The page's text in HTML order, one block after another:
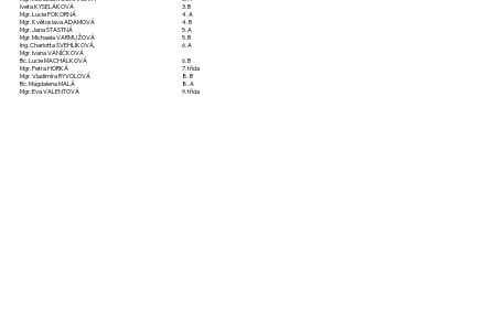
Iveta KYSELÁKOVÁ
Mgr. Lucie POKORNÁ
Mgr. Květoslava ADAMOVÁ
Mgr. Jana ŠTASTNÁ
Mgr. Michaela VARMUŽOVÁ
Ing. Charlotta ŠVEHLÍKOVÁ,
Mgr. Ivana VANÍČKOVÁ
Bc. Lucie MACHÁLKOVÁ
Mgr. Petra HORKÁ
Mgr. Vladimíra RYVOLOVÁ
Bc. Magdalena MALÁ
Mgr. Eva VALENTOVÁ
3. B
4. A
4. B
5. A
5. B
6. A
6. B
7. třída
8. B
8. A
9. třída